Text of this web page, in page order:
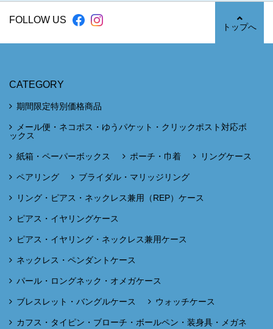
FOLLOW US
トップへ
CATEGORY
期間限定特別価格商品
メール便・ネコポス・ゆうパケット・クリックポスト対応ボ
ックス
紙箱・ペーパーボックス ポーチ・巾着 リングケース
ペアリング ブライダル・マリッジリング
リング・ピアス・ネックレス兼用（REP）ケース
ピアス・イヤリングケース
ピアス・イヤリング・ネックレス兼用ケース
ネックレス・ペンダントケース
パール・ロングネック・オメガケース
ブレスレット・バングルケース ウォッチケース
カフス・タイピン・ブローチ・ボールペン・装身具・メガネ